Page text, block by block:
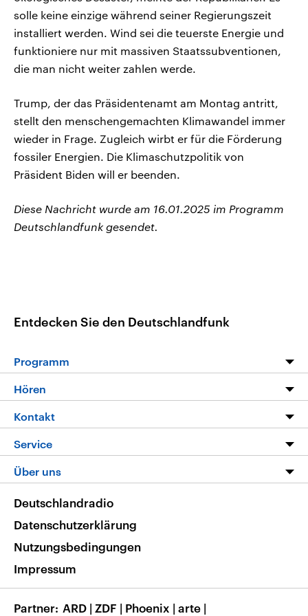
solle keine einzige während seiner Regierungszeit
installiert werden. Wind sei die teuerste Energie und
funktioniere nur mit massiven Staatssubventionen,
die man nicht weiter zahlen werde.
Trump, der das Präsidentenamt am Montag antritt,
stellt den menschengemachten Klimawandel immer
wieder in Frage. Zugleich wirbt er für die Förderung
fossiler Energien. Die Klimaschutzpolitik von
Präsident Biden will er beenden.
Diese Nachricht wurde am 16.01.2025 im Programm
Deutschlandfunk gesendet.
Entdecken Sie den Deutschlandfunk
Programm
Programm
Die Nachrichten
Nachrichtenleicht
Neue Beiträge auf dlf.de
Hören
Livestream
Podcasts
Deutschlandfunk App
Nachrichten App
Frequenzen
Kontakt
Hörerservice
Service
FAQ
Veranstaltungen
Musikliste
RSS
Über uns
Barrierefreiheit
Deutschlandradio
Datenschutzerklärung
Nutzungsbedingungen
Impressum
Partner ARD | ZDF | Phoenix | arte |